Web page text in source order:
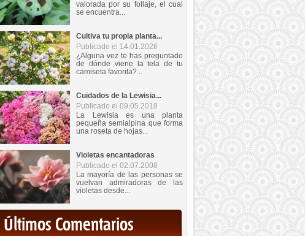
valorada por su follaje, el cual
se encuentra...
Cultiva tu propia planta...
Publicado el 14.01.2026
¿Alguna vez te has preguntado
de dónde viene la tela de tu
camiseta favorita?...
Cuidados de la Lewisia...
Publicado el 09.05.2018
La Lewisia es una planta
pequeña semialpina que forma
una roseta de hojas...
Violetas encantadoras
Publicado el 02.07.2008
La mayoría de las personas se
vuelvan admiradoras de las
violetas desde...
Últimos Comentarios